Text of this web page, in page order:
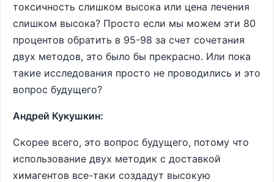
токсичность слишком высока или цена лечения
слишком высока? Просто если мы можем эти 80
процентов обратить в 95-98 за счет сочетания
двух методов, это было бы прекрасно. Или пока
такие исследования просто не проводились и это
вопрос будущего?
Андрей Кукушкин:
Скорее всего, это вопрос будущего, потому что
использование двух методик с доставкой
химагентов все-таки создадут высокую